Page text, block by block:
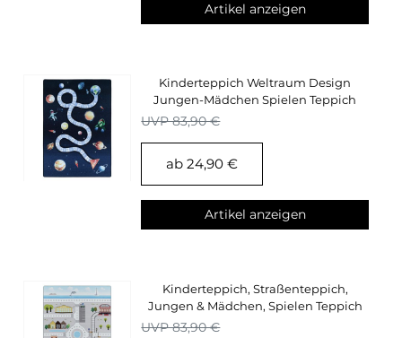
Artikel anzeigen
Kinderteppich Weltraum Design
Jungen-Mädchen Spielen Teppich
Kinderzimmer
UVP 83,90 €
ab 24,90 €
Artikel anzeigen
Kinderteppich, Straßenteppich,
Jungen & Mädchen, Spielen Teppich
Kinderzimmer
UVP 83,90 €